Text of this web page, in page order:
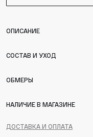
ОПИСАНИЕ
СОСТАВ И УХОД
ОБМЕРЫ
НАЛИЧИЕ В МАГАЗИНЕ
ДОСТАВКА И ОПЛАТА